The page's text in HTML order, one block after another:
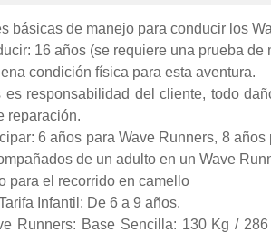
básicas de manejo para conducir los
16 años (se requiere una prueba
condición física para esta aventura.
responsabilidad del cliente, todo
reparación.
6 años para Wave Runners, 8
de un adulto en un Wave
para el recorrido en camello
Infantil: De 6 a 9 años.
Runners: Base Sencilla: 130 Kg /